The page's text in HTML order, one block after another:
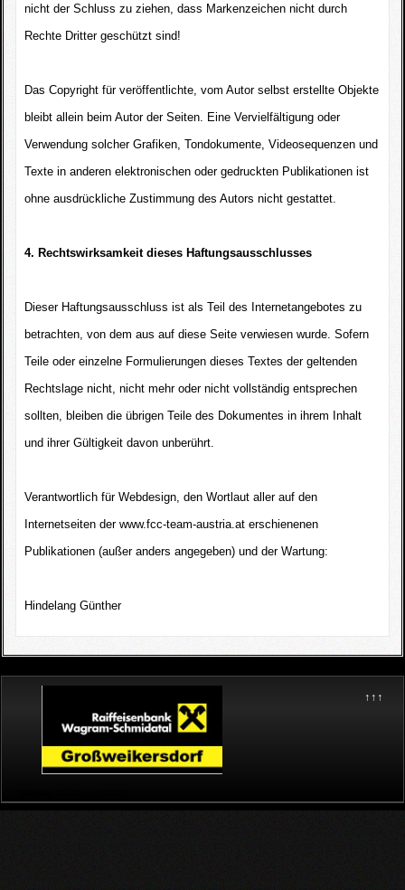
nicht der Schluss zu ziehen, dass Markenzeichen nicht durch
Rechte Dritter geschützt sind!
Das Copyright für veröffentlichte, vom Autor selbst erstellte Objekte
bleibt allein beim Autor der Seiten. Eine Vervielfältigung oder
Verwendung solcher Grafiken, Tondokumente, Videosequenzen und
Texte in anderen elektronischen oder gedruckten Publikationen ist
ohne ausdrückliche Zustimmung des Autors nicht gestattet.
4. Rechtswirksamkeit dieses Haftungsausschlusses
Dieser Haftungsausschluss ist als Teil des Internetangebotes zu
betrachten, von dem aus auf diese Seite verwiesen wurde. Sofern
Teile oder einzelne Formulierungen dieses Textes der geltenden
Rechtslage nicht, nicht mehr oder nicht vollständig entsprechen
sollten, bleiben die übrigen Teile des Dokumentes in ihrem Inhalt
und ihrer Gültigkeit davon unberührt.
Verantwortlich für Webdesign, den Wortlaut aller auf den
Internetseiten der www.fcc-team-austria.at erschienenen
Publikationen (außer anders angegeben) und der Wartung:
Hindelang Günther
↑↑↑